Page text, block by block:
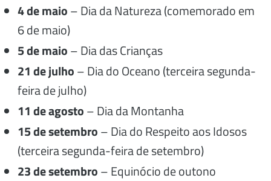
4 de maio– Dia da Natureza (comemorado em
6 de maio)
5 de maio– Dia das Crianças
21 de julho– Dia do Oceano (terceira segunda-
feira de julho)
11 de agosto– Dia da Montanha
15 de setembro– Dia do Respeito aos Idosos
(terceira segunda-feira de setembro)
23 de setembro– Equinócio de outono